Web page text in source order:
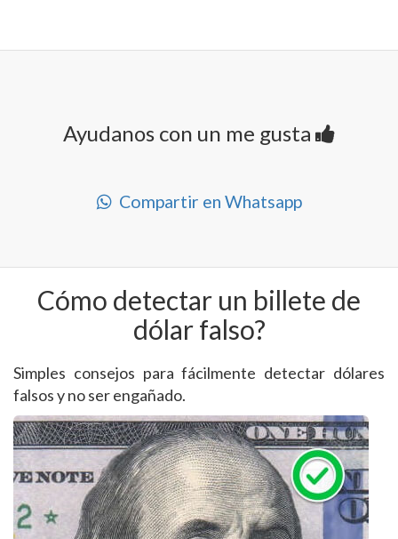
Ayudanos con un me gusta
Compartir en Whatsapp
Cómo detectar un billete de
dólar falso?
Simples consejos para fácilmente detectar dólares
falsos y no ser engañado.